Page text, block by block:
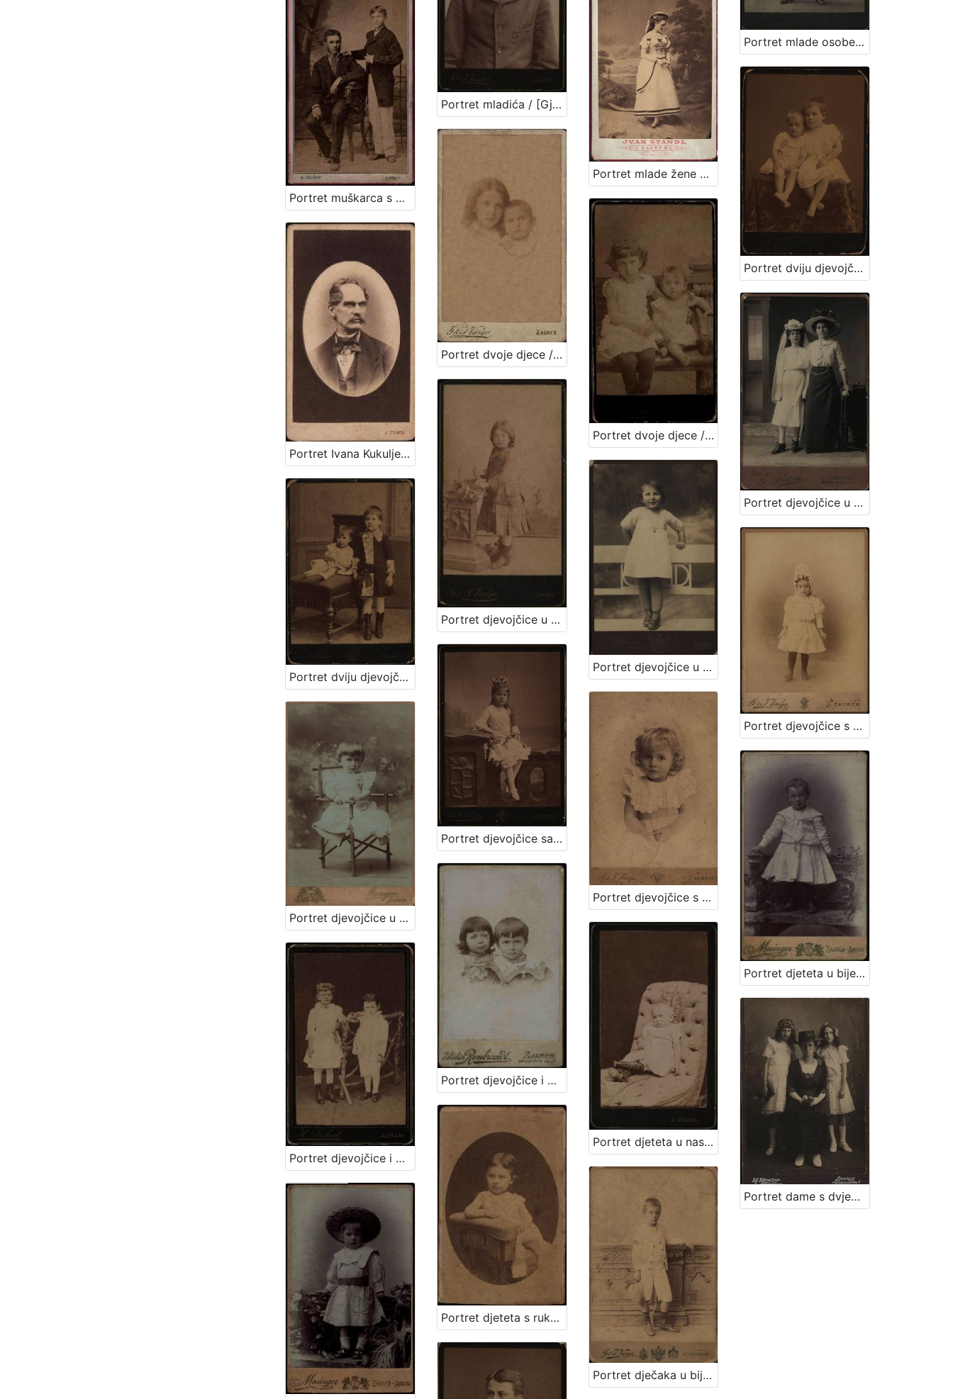
Portret muškarca s dječakom u bijelim hlačama / H. Fickert ; [izradila] Poslovnica svetlo slikah Herrmana Fikerta u Zagrebu
Portret mladića / [Gjuro Varga] ; [izradio fotografski atelijer] G. & I. Varga
Portret mlade žene u bijeloj haljini / Ivan Standl
Portret mlade osobe u tamnom kostimu / A. Brauner ; [izradio] A. Brauner - fotografički artistički atelier za modernu fotografiju
Portret Ivana Kukuljevića Sakcinskog / I. Standl
Portret dvoje djece / G. & I. Varga
Portret dvoje djece / [Gjuro Varga] ; [izradio fotografski atelijer] G. & I. Varga
Portret dviju djevojčica u bijelim haljinicama / [Gjuro Varga] ; [izradio fotografski atelijer] G. & I. Varga
Portret dviju djevojčica / [Gjuro Varga] ; [izradio atelier] G. & I. Varga
Portret djevojčice u tamnoj haljinici / [Gjuro Varga] / [izradio fotografski atelier] G. & I. Varga
Portret djevojčice u plisiranoj haljinici / S. Weinrich
Portret djevojčice u haljini za krizmu i žene sa šeširom s cvijećem na obodu / Atelier Rechnitzer
Portret djevojčice u bijeloj haljinici / Mosinger / [izradio] Artistički zavod Mosinger
Portret djevojčice sa cvjetnim vjenčićem / [Gjuro Varga] ; [izradio fotografski atelijer] G. & I. Varga
Portret djevojčice s plavim uvojcima / G.&I. Varga
Portret djevojčice s bijelom kapom / G. & I.Varga
Portret djevojčice i dječaka / Herrman Fickert
Portret djevojčice i dječaka / Atelier Rembrandt
Portret djeteta u naslonjaču / Ivan Standl
Portret djeteta u bijeloj haljinici i tamnim čizmicama / Artistički zavod Mosinger
Portret djeteta s rukom oslonjenom na naslon / Ivan Standl
Portret dječaka u bijelom odijelu / G. & I.Varga
Portret dame s dvjema djevojčicama / M. Merćep ; [izradio] Atelie M. Merćep